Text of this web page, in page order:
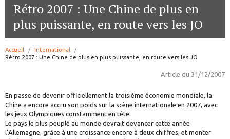
Rétro 2007 : Une Chine de plus en
plus puissante, en route vers les JO
Accueil
International
page:
Rétro 2007 : Une Chine de plus en plus puissante, en route vers les JO
Article du 31/12/2007
En passe de devenir officiellement la troisième économie mondiale, la
Chine a encore accru son poids sur la scène internationale en 2007, avec
les jeux Olympiques constamment en tête.
Le pays le plus peuplé au monde devrait devancer cette année
l’Allemagne, grâce à une croissance encore à deux chiffres, et monter